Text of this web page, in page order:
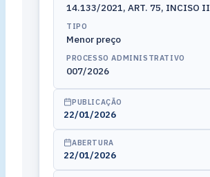
14.133/2021, ART. 75, INCISO II
TIPO
Menor preço
PROCESSO ADMINISTRATIVO
007/2026
PUBLICAÇÃO
22/01/2026
ABERTURA
22/01/2026